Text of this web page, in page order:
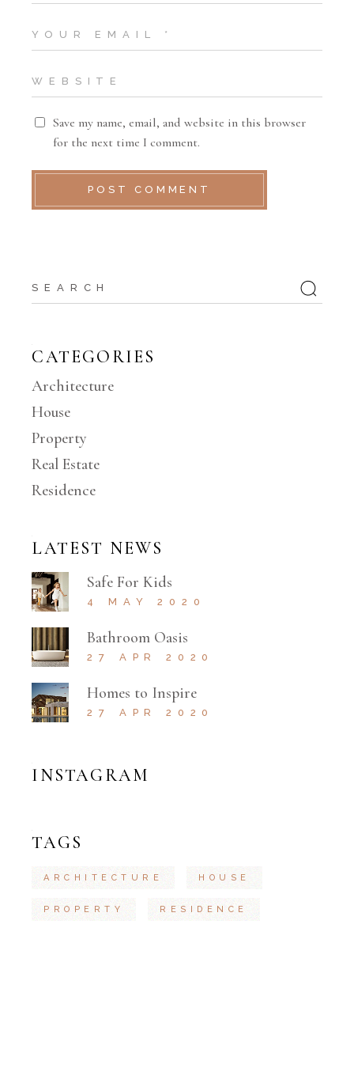
Save my name, email, and website in this browser
for the next time I comment.
POST COMMENT
CATEGORIES
Architecture
House
Property
Real Estate
Residence
LATEST NEWS
Safe For Kids
4 MAY 2020
Bathroom Oasis
27 APR 2020
Homes to Inspire
27 APR 2020
INSTAGRAM
TAGS
ARCHITECTURE HOUSE
PROPERTY RESIDENCE